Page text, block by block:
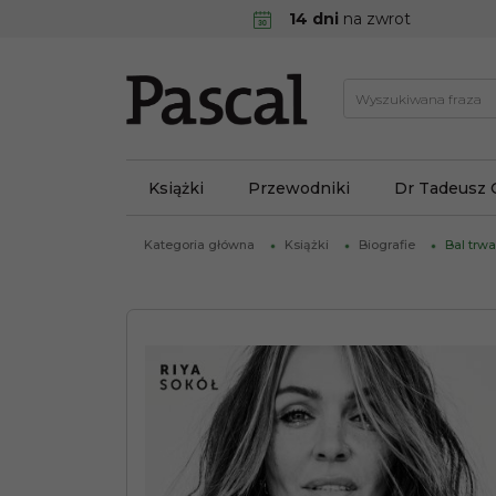
14 dni na zwrot
Książki Przewodniki Dr Tadeusz
Kategoria główna Książki Biografie Bal